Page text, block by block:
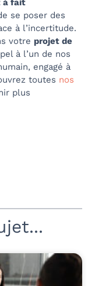
à fait
se poser des
à l’incertitude.
votre projet de
à l’un de nos
engagé à
toutes nos
plus